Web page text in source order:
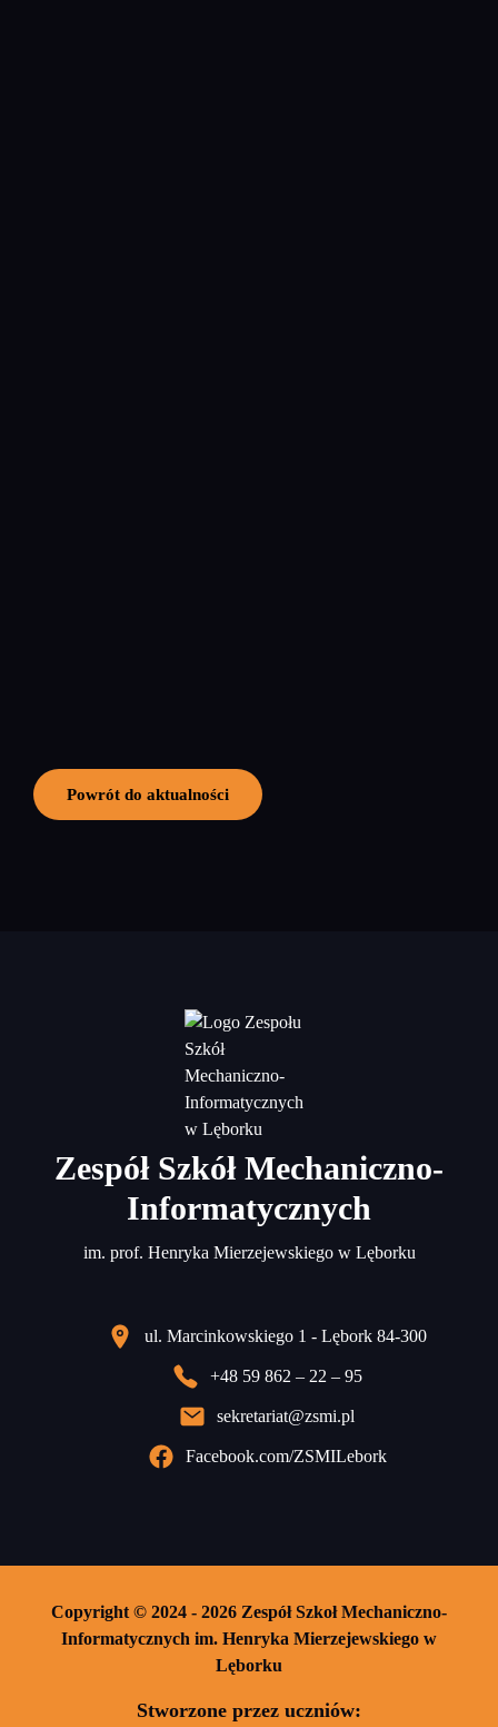
Powrót do aktualności
Zespół Szkół Mechaniczno-
Informatycznych
im. prof. Henryka Mierzejewskiego w Lęborku
ul. Marcinkowskiego 1 - Lębork 84-300
+48 59 862 – 22 – 95
sekretariat@zsmi.pl
Facebook.com/ZSMILebork
Copyright © 2024 - 2026 Zespół Szkoł Mechaniczno-
Informatycznych im. Henryka Mierzejewskiego w
Lęborku
Stworzone przez uczniów: